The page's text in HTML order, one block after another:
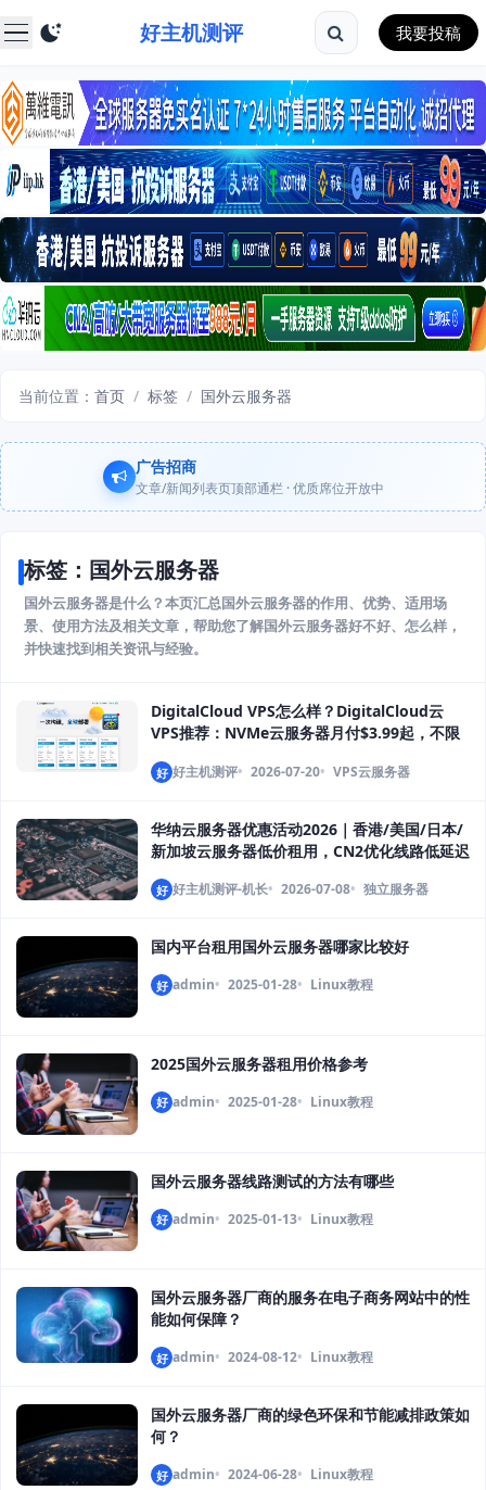
好主机测评 我要投稿
当前位置： 首页 / 标签 / 国外云服务器
广告招商
文章/新闻列表页顶部通栏 · 优质席位开放中
标签：国外云服务器
国外云服务器是什么？本页汇总国外云服务器的作用、优势、适用场
景、使用方法及相关文章，帮助您了解国外云服务器好不好、怎么样，
并快速找到相关资讯与经验。
DigitalCloud VPS怎么样？DigitalCloud云
VPS推荐：NVMe云服务器月付$3.99起，不限
好 好主机测评 2026-07-20 VPS云服务器
华纳云服务器优惠活动2026｜香港/美国/日本/
新加坡云服务器低价租用，CN2优化线路低延迟
好 好主机测评-机长 2026-07-08 独立服务器
国内平台租用国外云服务器哪家比较好
好 admin 2025-01-28 Linux教程
2025国外云服务器租用价格参考
好 admin 2025-01-28 Linux教程
国外云服务器线路测试的方法有哪些
好 admin 2025-01-13 Linux教程
国外云服务器厂商的服务在电子商务网站中的性
能如何保障？
好 admin 2024-08-12 Linux教程
国外云服务器厂商的绿色环保和节能减排政策如
何？
好 admin 2024-06-28 Linux教程